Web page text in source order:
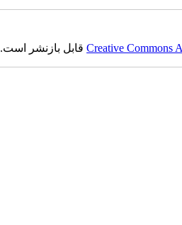
Creative Commonsقابل بازنشر است.